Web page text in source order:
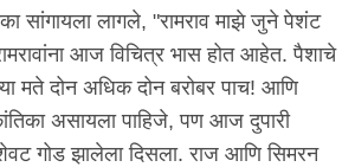
सांगायला लागले, "रामराव माझे जुने पेशंट
आज विचित्र भास होत आहेत. पैशाचे
मते दोन अधिक दोन बरोबर पाच! आणि
असायला पाहिजे, पण आज दुपारी
शेवट गोड झालेला दिसला. राज आणि सिमरन